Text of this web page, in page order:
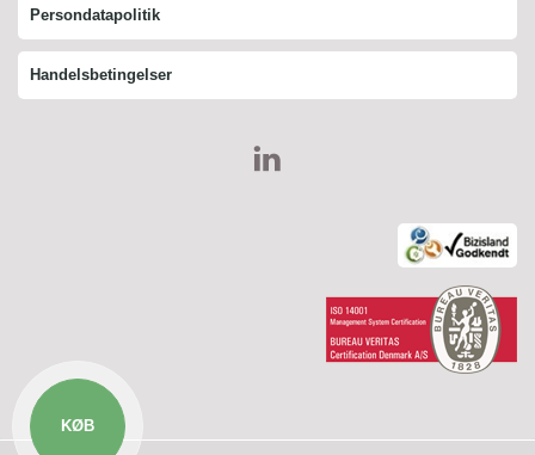
KØB
Persondatapolitik
Handelsbetingelser